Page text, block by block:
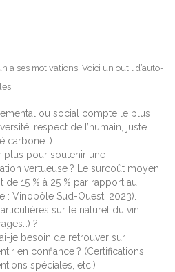
a ses motivations. Voici un outil d’auto-
:
ou social compte le plus
respect de l’humain, juste
carbone…)
plus pour soutenir une
vertueuse ? Le surcoût moyen
de 15 % à 25 % par rapport au
: Vinopôle Sud-Ouest, 2023).
sur le naturel du vin
?
je besoin de retrouver sur
en confiance ? (Certifications,
spéciales, etc.)